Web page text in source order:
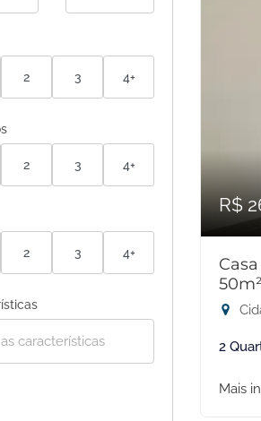
2 3 4+
2 3 4+
2 3 4+
R$
50m²
2
Mais